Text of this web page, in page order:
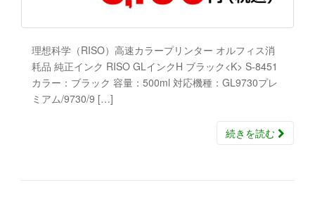
理想科学（RISO）高速カラープリンター オルフィス消
耗品 純正インク RISO GLインクH ブラック<K> S-8451
カラー：ブラック 容量：500ml 対応機種：GL9730プレ
ミアム/9730/9 […]
続きを読む